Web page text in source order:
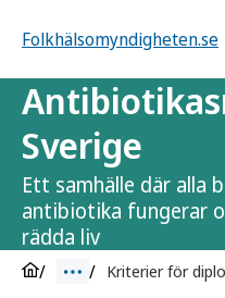
Folkhälsomyndigheten.se
Sverige
Ett samhälle där alla
antibiotika fungerar
rädda liv
Kriterier för